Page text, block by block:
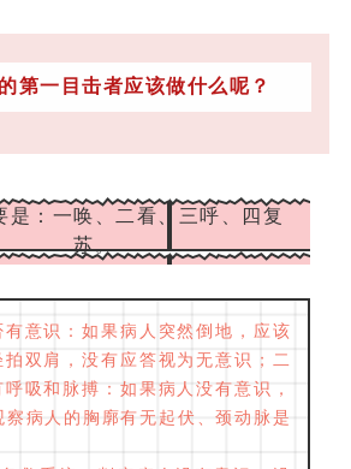
第一目击者应该做什么呢？
是：一唤、二看、三呼、四复
苏。
意识：如果病人突然倒地，应该
双肩，没有应答视为无意识；
二
吸和脉搏：如果病人没有意识，
察病人的胸廓有无起伏、颈动脉是